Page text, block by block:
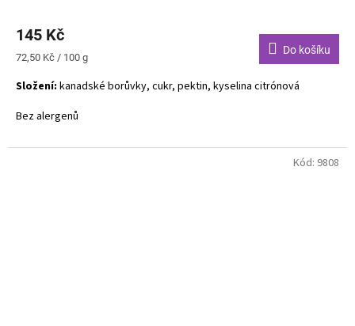
145 Kč
Měrná
72,50 Kč / 100 g
Do košíku
Složení: kanadské borůvky, cukr, pektin, kyselina citrónová
Bez alergenů
Kód: 9808